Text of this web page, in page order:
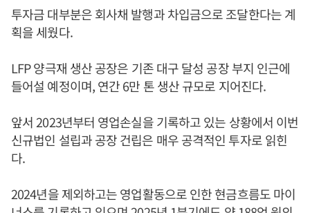
투자금 대부분은 회사채 발행과 차입금으로 조달한다는 계
획을 세웠다.
LFP 양극재 생산 공장은 기존 대구 달성 공장 부지 인근에
들어설 예정이며, 연간 6만 톤 생산 규모로 지어진다.
앞서 2023년부터 영업손실을 기록하고 있는 상황에서 이번
신규법인 설립과 공장 건립은 매우 공격적인 투자로 읽힌
다.
2024년을 제외하고는 영업활동으로 인한 현금흐름도 마이